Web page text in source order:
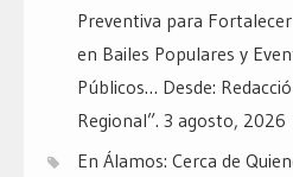
Preventiva para
en Bailes Populares y
Públicos… Desde:
Regional”. 3 agosto, 2026
En Álamos: Cerca de